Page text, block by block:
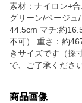
素材：ナイロン+
グリーン/ベージュ
44.5cm マチ:約
不可） 重さ：約
きサイズです（採
で、ご了承くださ
商品画像